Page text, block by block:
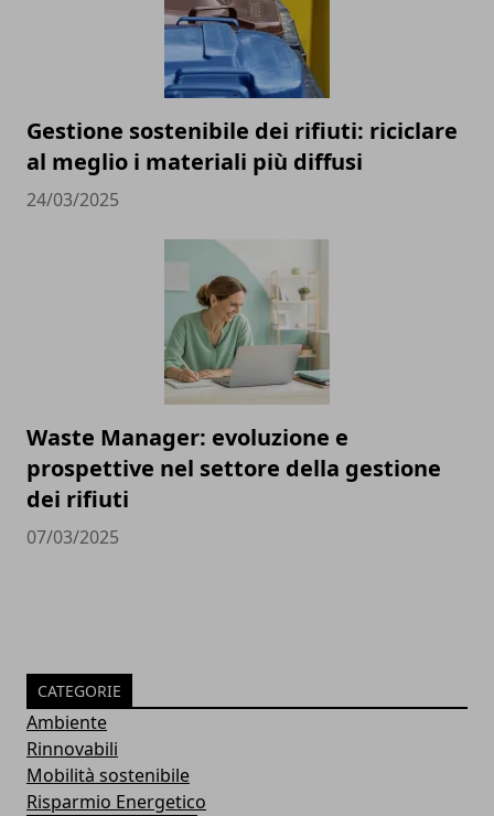
Gestione sostenibile dei rifiuti: riciclare
al meglio i materiali più diffusi
24/03/2025
Waste Manager: evoluzione e
prospettive nel settore della gestione
dei rifiuti
07/03/2025
CATEGORIE
Ambiente
Rinnovabili
Mobilità sostenibile
Risparmio Energetico